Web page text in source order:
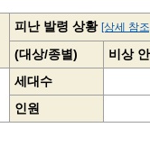
피난 발령 상황 [상세 참
(대상/종별) 비상
세대수
인원